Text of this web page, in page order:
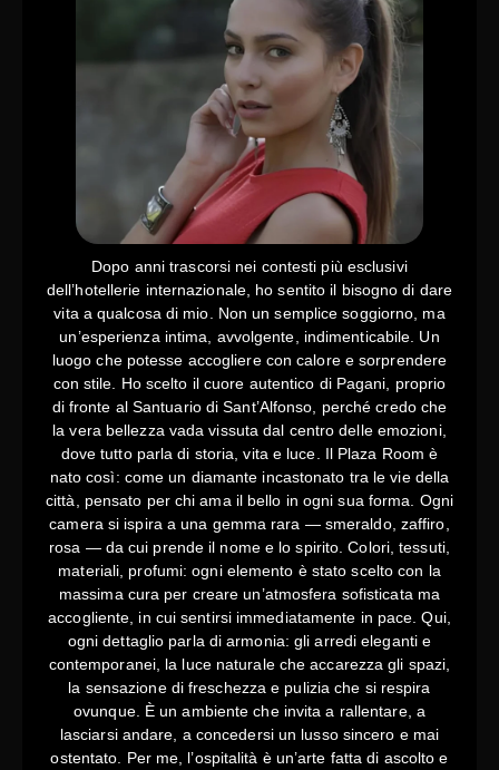
Dopo anni trascorsi nei contesti più esclusivi
dell’hotellerie internazionale, ho sentito il bisogno di dare
vita a qualcosa di mio. Non un semplice soggiorno, ma
un’esperienza intima, avvolgente, indimenticabile. Un
luogo che potesse accogliere con calore e sorprendere
con stile. Ho scelto il cuore autentico di Pagani, proprio
di fronte al Santuario di Sant’Alfonso, perché credo che
la vera bellezza vada vissuta dal centro delle emozioni,
dove tutto parla di storia, vita e luce. Il Plaza Room è
nato così: come un diamante incastonato tra le vie della
città, pensato per chi ama il bello in ogni sua forma. Ogni
camera si ispira a una gemma rara — smeraldo, zaffiro,
rosa — da cui prende il nome e lo spirito. Colori, tessuti,
materiali, profumi: ogni elemento è stato scelto con la
massima cura per creare un’atmosfera sofisticata ma
accogliente, in cui sentirsi immediatamente in pace. Qui,
ogni dettaglio parla di armonia: gli arredi eleganti e
contemporanei, la luce naturale che accarezza gli spazi,
la sensazione di freschezza e pulizia che si respira
ovunque. È un ambiente che invita a rallentare, a
lasciarsi andare, a concedersi un lusso sincero e mai
ostentato. Per me, l’ospitalità è un’arte fatta di ascolto e